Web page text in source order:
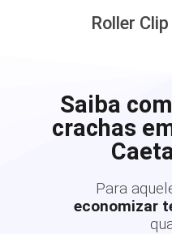
Roller
Saiba
crachas
Para
economizar